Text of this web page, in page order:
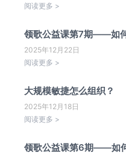
阅读更多 >
领歌公益课第7期——如
2025年12月22日
阅读更多 >
大规模敏捷怎么组织？
2025年12月18日
阅读更多 >
领歌公益课第6期——如